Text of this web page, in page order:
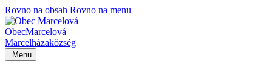
Rovno na obsah Rovno na menu
ObecMarcelová
Marcelházaközség
Menu